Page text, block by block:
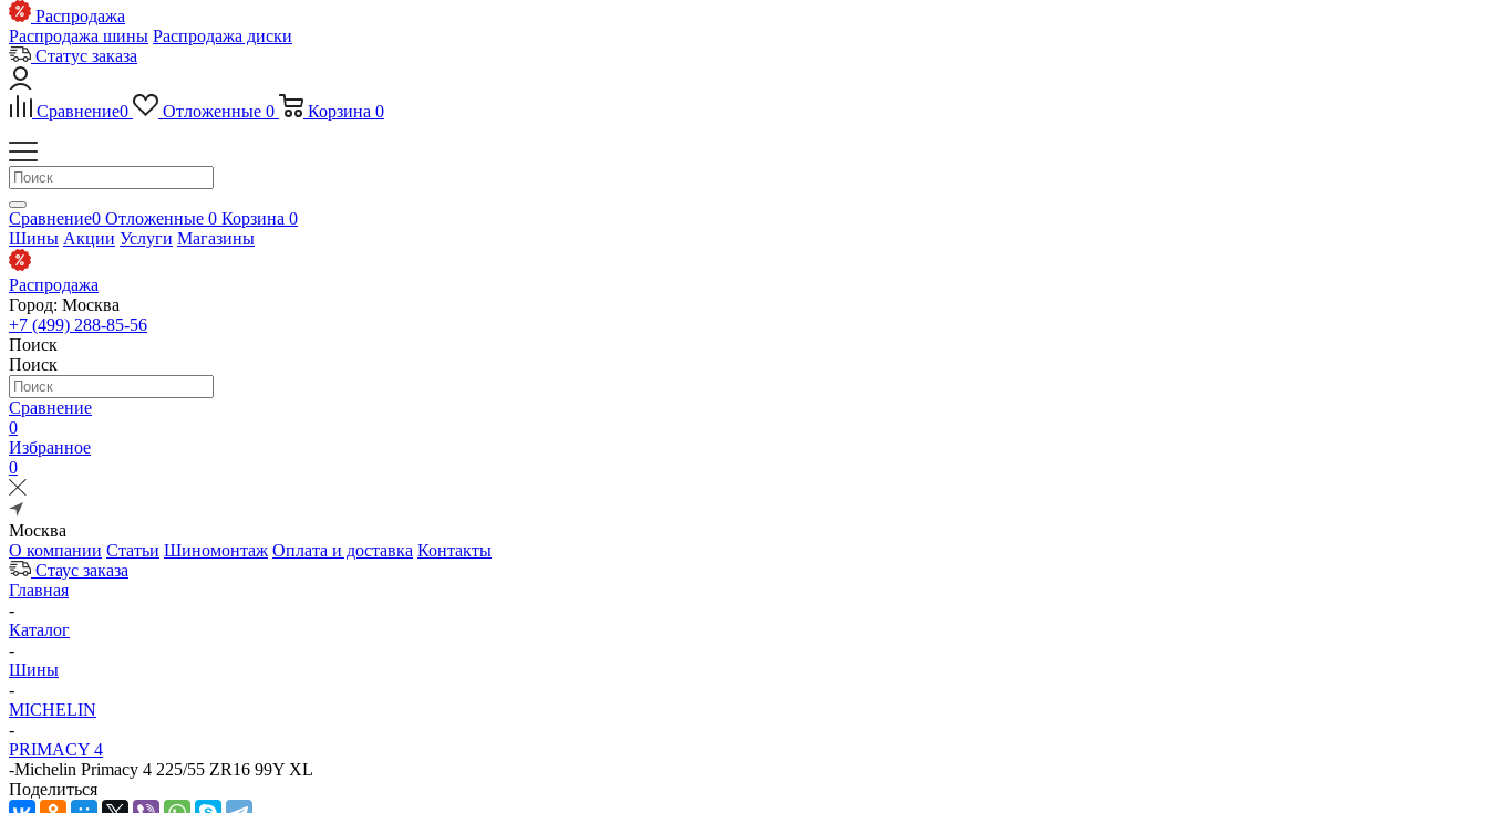
Распродажа
Распродажа шины Распродажа диски
Статус заказа
Сравнение0 Отложенные 0 Корзина 0
Сравнение0 Отложенные 0 Корзина 0
Шины Акции Услуги Магазины
Распродажа
Город: Москва
+7 (499) 288-85-56
Поиск
Поиск
Сравнение
0
Избранное
0
Москва
О компании Статьи Шиномонтаж Оплата и доставка Контакты
Стаус заказа
Главная
-
Каталог
-
Шины
-
MICHELIN
-
PRIMACY 4
-Michelin Primacy 4 225/55 ZR16 99Y XL
Поделиться